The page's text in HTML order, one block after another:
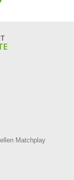
in…
Matchplay